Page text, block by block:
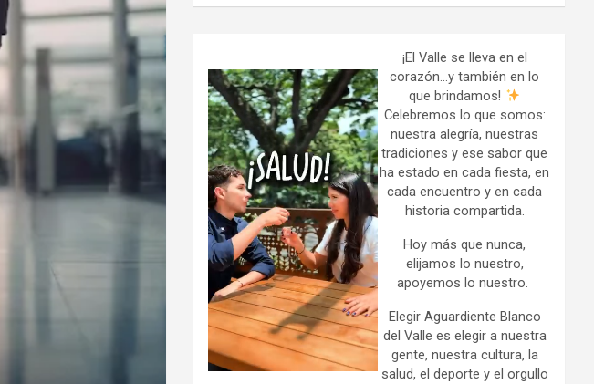
¡El Valle se lleva en el
corazón…y también en lo
que brindamos!
Celebremos lo que somos:
nuestra alegría, nuestras
tradiciones y ese sabor que
ha estado en cada fiesta, en
cada encuentro y en cada
historia compartida.
Hoy más que nunca,
elijamos lo nuestro,
apoyemos lo nuestro.
Elegir Aguardiente Blanco
del Valle es elegir a nuestra
gente, nuestra cultura, la
salud, el deporte y el orgullo